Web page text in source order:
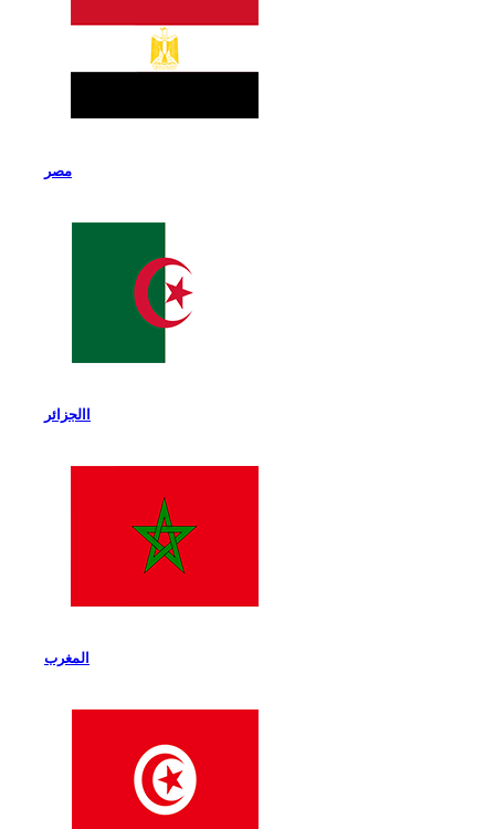
مصر
االجزائر
المغرب